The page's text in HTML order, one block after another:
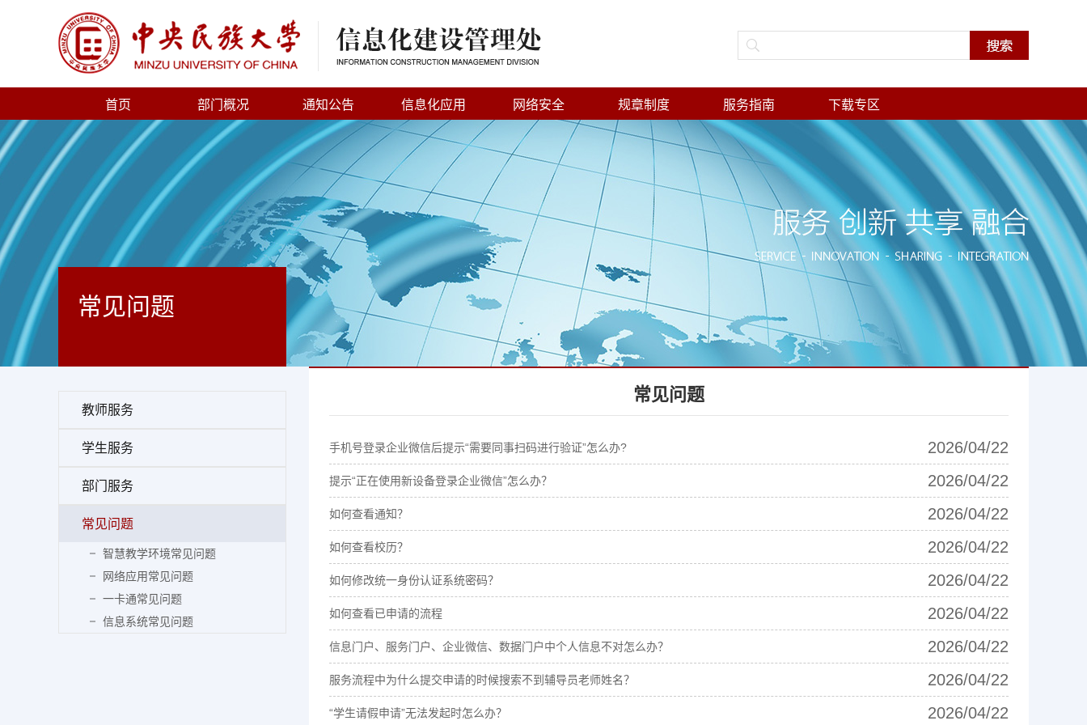
首页 部门概况 通知公告 信息化应用 网络安全 规章制度 服务指南 下载专区
常见问题
教师服务
学生服务
部门服务
常见问题
智慧教学环境常见问题
网络应用常见问题
一卡通常见问题
信息系统常见问题
常见问题
手机号登录企业微信后提示“需要同事扫码进行验证”怎么办? 2026/04/22
提示“正在使用新设备登录企业微信”怎么办？ 2026/04/22
如何查看通知？ 2026/04/22
如何查看校历？ 2026/04/22
如何修改统一身份认证系统密码？ 2026/04/22
如何查看已申请的流程 2026/04/22
信息门户、服务门户、企业微信、数据门户中个人信息不对怎么办？ 2026/04/22
服务流程中为什么提交申请的时候搜索不到辅导员老师姓名？ 2026/04/22
“学生请假申请”无法发起时怎么办？ 2026/04/22